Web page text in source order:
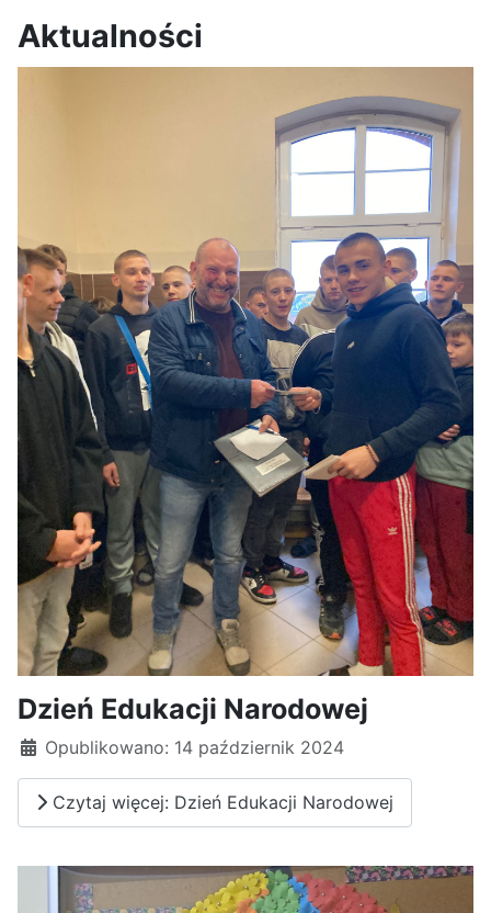
Aktualności
Dzień Edukacji Narodowej
Opublikowano: 14 październik 2024
Czytaj więcej: Dzień Edukacji Narodowej